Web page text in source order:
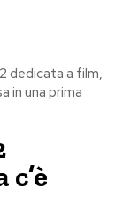
dedicata a film,
in una prima